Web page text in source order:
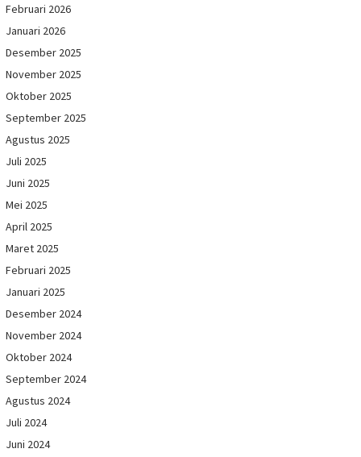
Februari 2026
Januari 2026
Desember 2025
November 2025
Oktober 2025
September 2025
Agustus 2025
Juli 2025
Juni 2025
Mei 2025
April 2025
Maret 2025
Februari 2025
Januari 2025
Desember 2024
November 2024
Oktober 2024
September 2024
Agustus 2024
Juli 2024
Juni 2024